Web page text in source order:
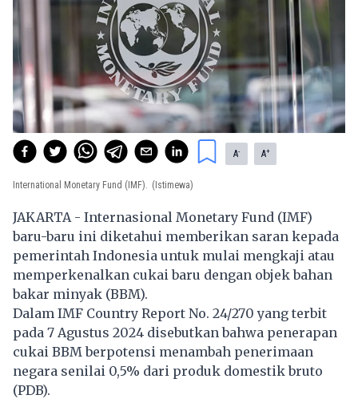
A- A+
International Monetary Fund (IMF). (Istimewa)
JAKARTA - Internasional Monetary Fund (IMF)
baru-baru ini diketahui memberikan saran kepada
pemerintah Indonesia untuk mulai mengkaji atau
memperkenalkan cukai baru dengan objek bahan
bakar minyak (BBM).
Dalam IMF Country Report No. 24/270 yang terbit
pada 7 Agustus 2024 disebutkan bahwa penerapan
cukai BBM berpotensi menambah penerimaan
negara senilai 0,5% dari produk domestik bruto
(PDB).